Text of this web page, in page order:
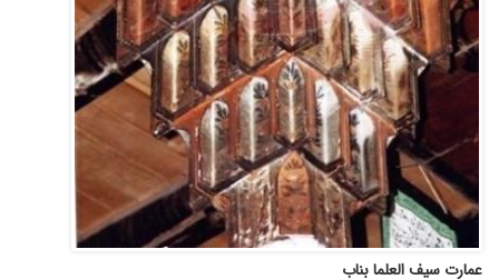
عمارت سیف العلما بناب